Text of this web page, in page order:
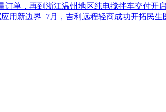
单，再到浙江温州地区纯电搅拌车交付开
用新边界 7月，吉利远程轻商成功开拓民